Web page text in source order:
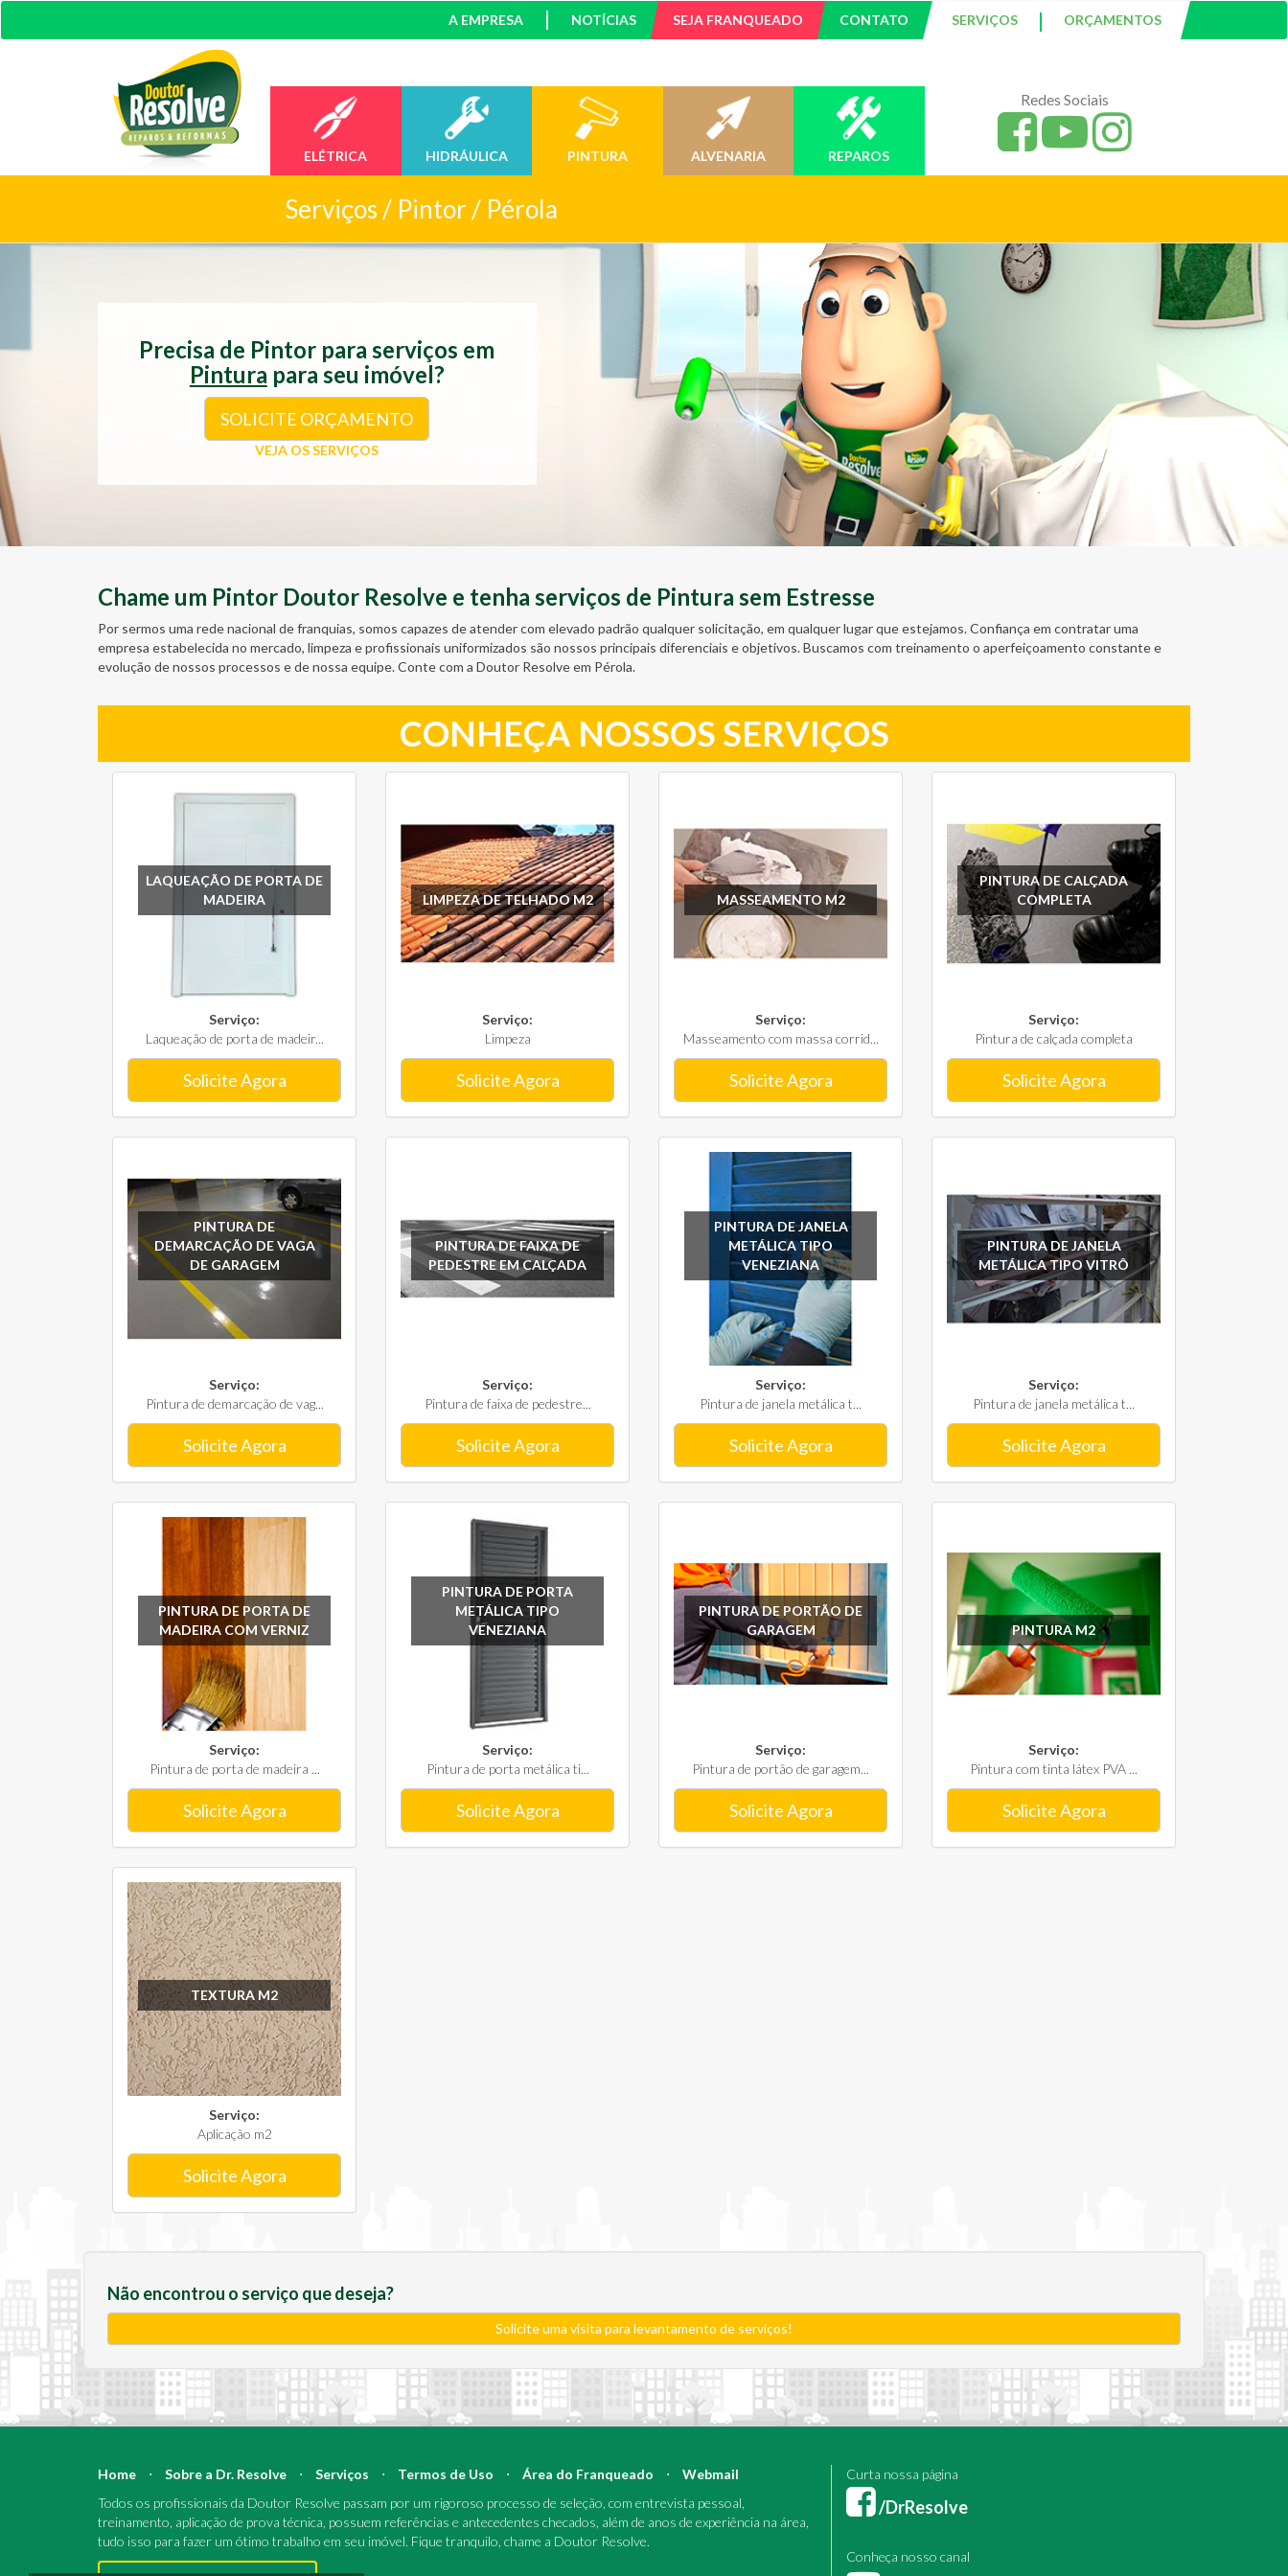
A EMPRESA NOTÍCIAS SEJA FRANQUEADO CONTATO SERVIÇOS | ORÇAMENTOS
ELÉTRICA HIDRÁULICA PINTURA ALVENARIA REPAROS
Redes Sociais
Serviços / Pintor / Pérola
Precisa de Pintor para serviços em
Pintura para seu imóvel?
SOLICITE ORÇAMENTO
VEJA OS SERVIÇOS
Chame um Pintor Doutor Resolve e tenha serviços de Pintura sem Estresse
Por sermos uma rede nacional de franquias, somos capazes de atender com elevado padrão qualquer solicitação, em qualquer lugar que estejamos. Confiança em contratar uma
empresa estabelecida no mercado, limpeza e profissionais uniformizados são nossos principais diferenciais e objetivos. Buscamos com treinamento o aperfeiçoamento constante e
evolução de nossos processos e de nossa equipe. Conte com a Doutor Resolve em Pérola.
CONHEÇA NOSSOS SERVIÇOS
LAQUEAÇÃO DE PORTA DE
MADEIRA
Serviço:
Laqueação de porta de madeir...
Solicite Agora
LIMPEZA DE TELHADO M2
Serviço:
Limpeza
Solicite Agora
MASSEAMENTO M2
Serviço:
Masseamento com massa corrid...
Solicite Agora
PINTURA DE CALÇADA
COMPLETA
Serviço:
Pintura de calçada completa
Solicite Agora
PINTURA DE
DEMARCAÇÃO DE VAGA
DE GARAGEM
Serviço:
Pintura de demarcação de vag...
Solicite Agora
PINTURA DE FAIXA DE
PEDESTRE EM CALÇADA
Serviço:
Pintura de faixa de pedestre...
Solicite Agora
PINTURA DE JANELA
METÁLICA TIPO
VENEZIANA
Serviço:
Pintura de janela metálica t...
Solicite Agora
PINTURA DE JANELA
METÁLICA TIPO VITRÔ
Serviço:
Pintura de janela metálica t...
Solicite Agora
PINTURA DE PORTA DE
MADEIRA COM VERNIZ
Serviço:
Pintura de porta de madeira ...
Solicite Agora
PINTURA DE PORTA
METÁLICA TIPO
VENEZIANA
Serviço:
Pintura de porta metálica ti...
Solicite Agora
PINTURA DE PORTÃO DE
GARAGEM
Serviço:
Pintura de portão de garagem...
Solicite Agora
PINTURA M2
Serviço:
Pintura com tinta látex PVA ...
Solicite Agora
TEXTURA M2
Serviço:
Aplicação m2
Solicite Agora
Não encontrou o serviço que deseja?
Solicite uma visita para levantamento de serviços!
Home ⋅ Sobre a Dr. Resolve ⋅ Serviços ⋅ Termos de Uso ⋅ Área do Franqueado ⋅
Webmail
Todos os profissionais da Doutor Resolve passam por um rigoroso processo de seleção, com entrevista pessoal,
treinamento, aplicação de prova técnica, possuem referências e antecedentes checados, além de anos de experiência na área,
tudo isso para fazer um ótimo trabalho em seu imóvel. Fique tranquilo, chame a Doutor Resolve.
Curta nossa página
/DrResolve
Conheça nosso canal